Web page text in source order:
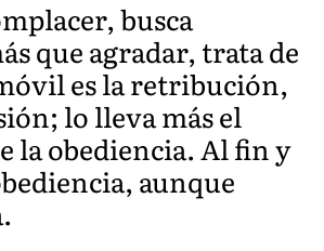
busca
que agradar, trata de
es la retribución,
lo lleva más el
la obediencia. Al fin y
aunque